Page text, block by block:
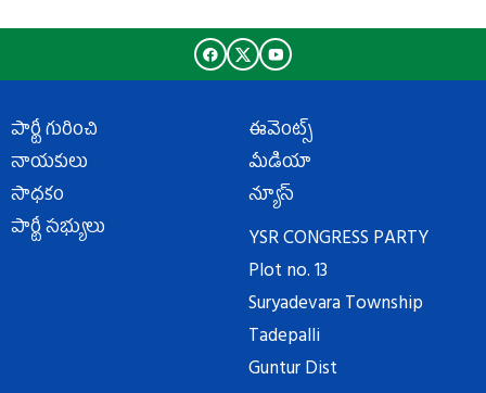
పార్టీ గురించి
నాయకులు
సాధకం
పార్టీ సభ్యులు
ఈవెంట్స్
మీడియా
న్యూస్
YSR CONGRESS PARTY
Plot no. 13
Suryadevara Township
Tadepalli
Guntur Dist